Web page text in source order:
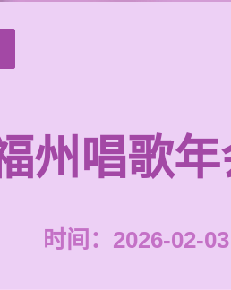
州唱歌
时间：2026-02-